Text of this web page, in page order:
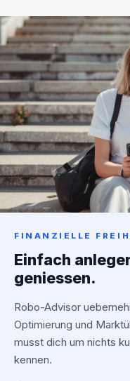
FINANZIELLE
Einfach
geniessen.
Robo-Advisor
Optimierung und
musst dich um nichts
kennen.